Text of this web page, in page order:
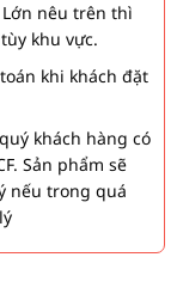
nêu trên thì
khu vực.
khi khách đặt
khách hàng có
Sản phẩm sẽ
nếu trong quá